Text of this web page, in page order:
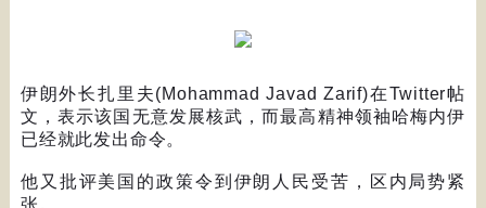
伊朗外长扎里夫(Mohammad Javad Zarif)在Twitter帖
文，表示该国无意发展核武，而最高精神领袖哈梅内伊
已经就此发出命令。
他又批评美国的政策令到伊朗人民受苦，区内局势紧
张。